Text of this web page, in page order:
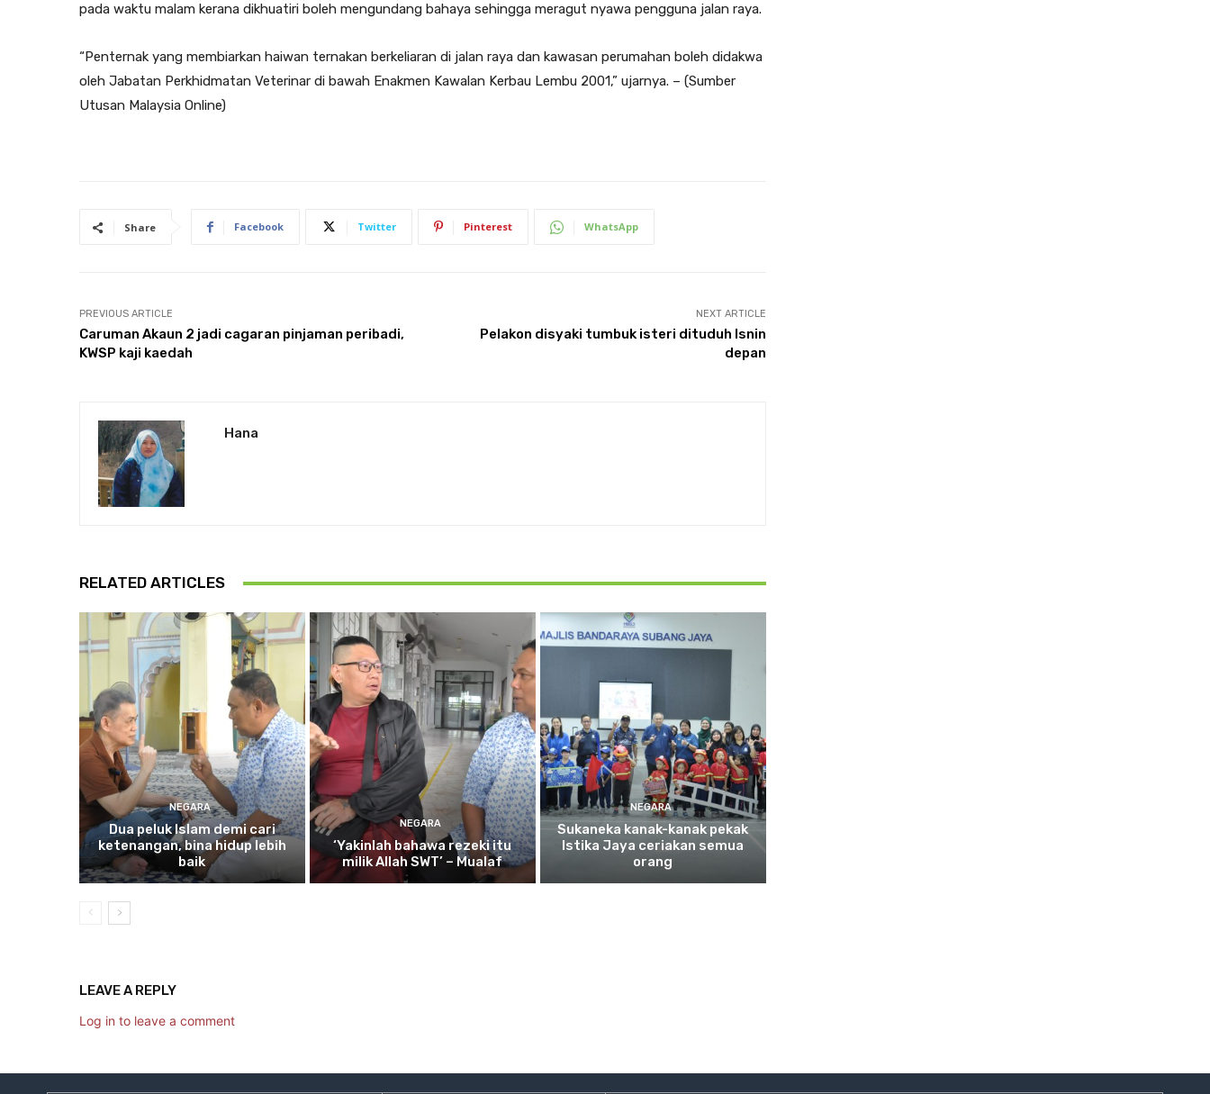
pada waktu malam kerana dikhuatiri boleh mengundang bahaya sehingga meragut nyawa pengguna jalan raya.
“Penternak yang membiarkan haiwan ternakan berkeliaran di jalan raya dan kawasan perumahan boleh didakwa
oleh Jabatan Perkhidmatan Veterinar di bawah Enakmen Kawalan Kerbau Lembu 2001,” ujarnya. – (Sumber
Utusan Malaysia Online)
Share Facebook Twitter Pinterest WhatsApp
PREVIOUS ARTICLE
Caruman Akaun 2 jadi cagaran pinjaman peribadi,
KWSP kaji kaedah
NEXT ARTICLE
Pelakon disyaki tumbuk isteri dituduh Isnin
depan
Hana
RELATED ARTICLES
NEGARA
Duapeluk Islam demi cari
ketenangan, bina hidup lebih
baik
NEGARA
‘Yakinlahbahawa rezeki itu
milik Allah SWT’ – Mualaf
NEGARA
Sukaneka kanak-kanak pekak
Istika Jaya ceriakan semua
orang
LEAVE A REPLY
Log in to leave a comment